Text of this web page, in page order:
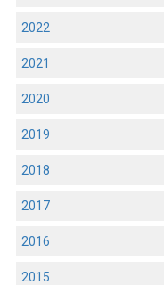
2022
2021
2020
2019
2018
2017
2016
2015